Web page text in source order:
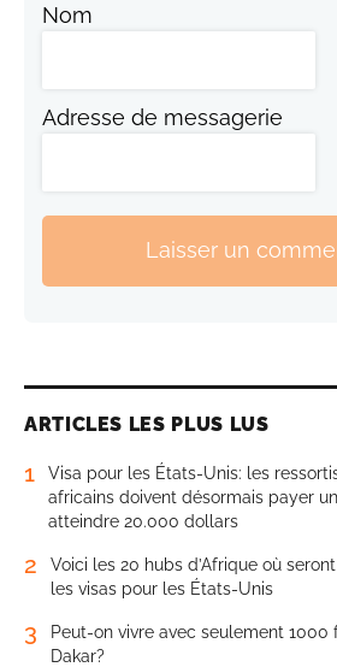
Nom
Adresse de messagerie
Laisser un
ARTICLES LES PLUS LUS
1
Visa pour les États-Unis: les
africains doivent désormais payer
atteindre 20.000 dollars
2
Voici les 20 hubs d’Afrique où
les visas pour les États-Unis
3
Peut-on vivre avec seulement 1000
Dakar?